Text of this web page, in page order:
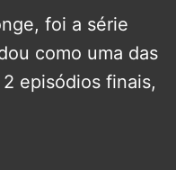
foi a série
como uma das
episódios finais,